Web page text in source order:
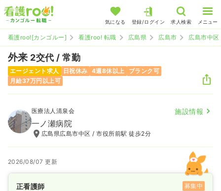
気になる 登録/ログイン 求人検索 メニュー
看護roo![カンゴルー] 看護roo! 転職 広島県 広島市 広島市中区
外来 2交代 / 常勤
エージェント求人 日祝休み 4週8休以上
ブランク可
月給37万円以上可
医療法人清泉会 施設情報
一ノ瀬病院
広島県広島市中区 / 市役所前駅 徒歩2分
2026/08/07 更新
正看護師 募集中